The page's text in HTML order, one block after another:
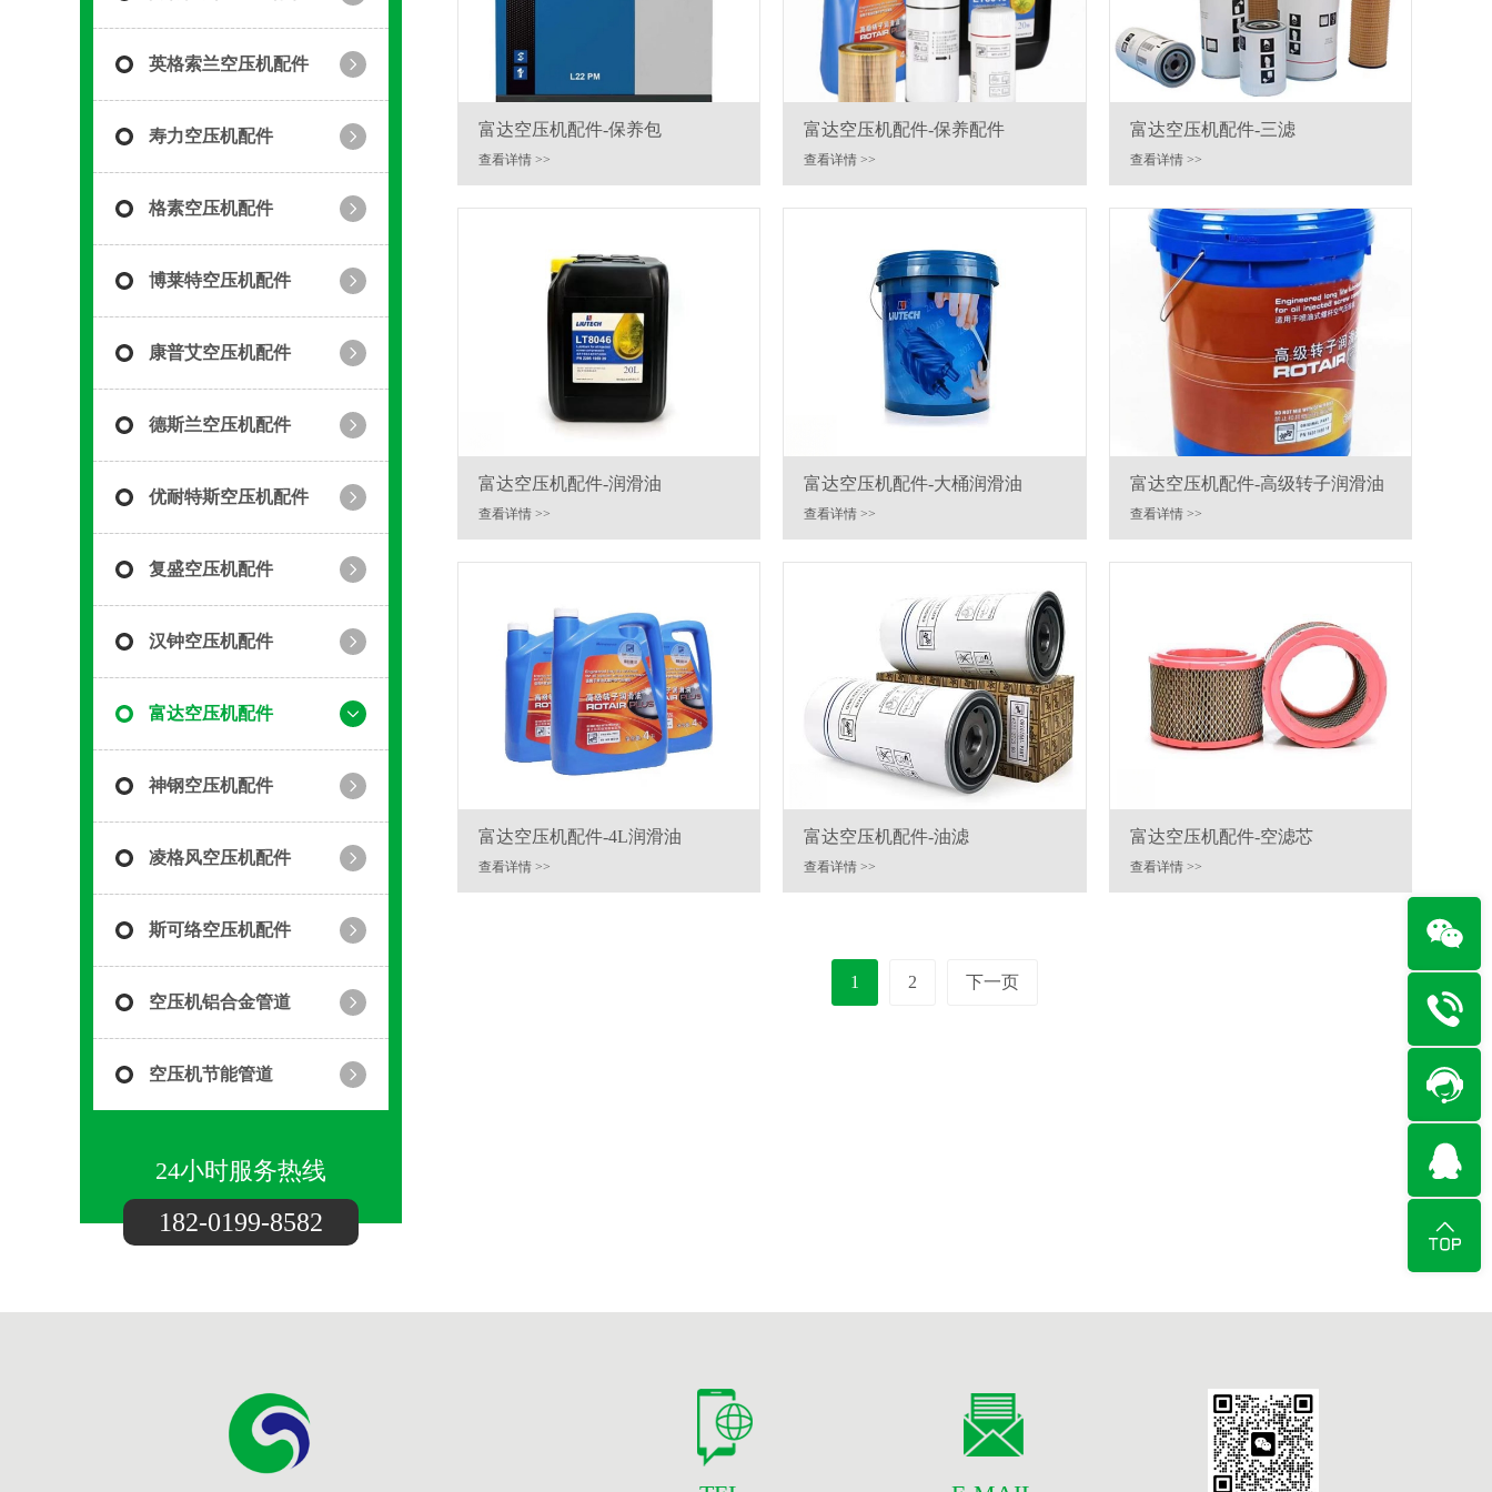
英格索兰空压机配件
寿力空压机配件
格素空压机配件
博莱特空压机配件
康普艾空压机配件
德斯兰空压机配件
优耐特斯空压机配件
复盛空压机配件
汉钟空压机配件
富达空压机配件
神钢空压机配件
凌格风空压机配件
斯可络空压机配件
空压机铝合金管道
空压机节能管道
24小时服务热线
182-0199-8582
富达空压机配件-保养包
查看详情 >>
富达空压机配件-保养配件
查看详情 >>
富达空压机配件-三滤
查看详情 >>
富达空压机配件-润滑油
查看详情 >>
富达空压机配件-大桶润滑油
查看详情 >>
富达空压机配件-高级转子润滑油
查看详情 >>
富达空压机配件-4L润滑油
查看详情 >>
富达空压机配件-油滤
查看详情 >>
富达空压机配件-空滤芯
查看详情 >>
1 2 下一页